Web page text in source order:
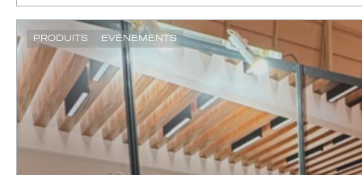
PRODUITS EVÉNEMENTS